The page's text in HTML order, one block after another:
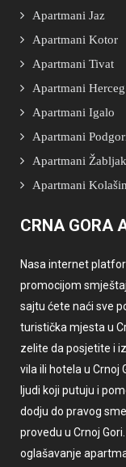
Apartmani Jaz
Apartmani Kotor
Apartmani Tivat
Apartmani
Apartmani Igalo
Apartmani
Apartmani Žabljak
Apartmani Kolašin
CRNA GORA
Nasa internet
promocijom
sajtu ćete naći sve
turistička mjesta u
zelite da posjetite i
vila ili hotela u Crnoj
ljudi koji putuju i
dodju do pravog
provedu u Crnoj
oglašavanje